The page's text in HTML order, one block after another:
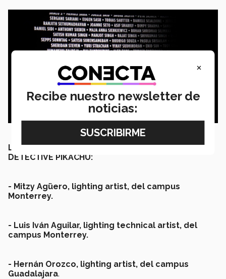
LOS 13 EGRESADOS DEL TEC QUE TRABAJARON EN
DETECTIVE PIKACHU:
- Mitzy Agüero, lighting artist, del campus
Monterrey.
- Luis Iván Aguilar, lighting technical artist, del
campus Monterrey.
- Hernán Orozco, lighting artist, del campus
Guadalajara.
×
Recibe nuestro newsletter de
noticias: